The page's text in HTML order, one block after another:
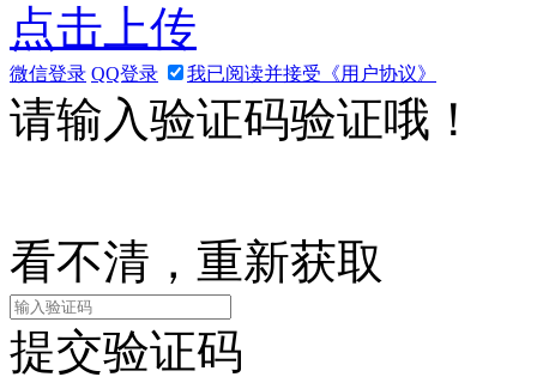
点击上传
微信登录 QQ登录 我已阅读并接受《用户协议》
请输入验证码验证哦！
看不清，重新获取
提交验证码